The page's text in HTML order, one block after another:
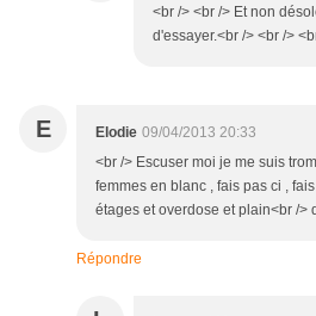
<br /> <br /> Et non
d'essayer.<br /> <br />
E Elodie 09/04/2013 20:33
<br /> Escuser moi je me suis
femmes en blanc , fais pas ci ,
étages et overdose et plain<br />
Répondre